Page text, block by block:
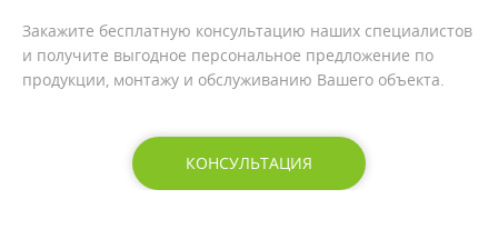
Закажите бесплатную консультацию наших специалистов
и получите выгодное персональное предложение по
продукции, монтажу и обслуживанию Вашего объекта.
КОНСУЛЬТАЦИЯ